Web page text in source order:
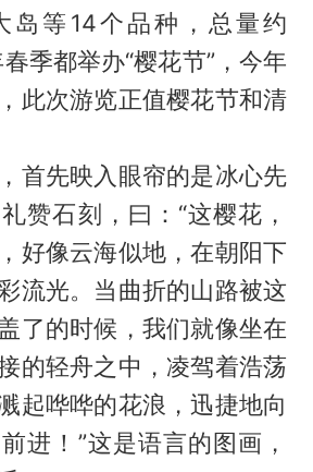
岛等14个品种，总量约
季都举办“樱花节”，今年
此次游览正值樱花节和清
首先映入眼帘的是冰心先
赞石刻，曰：“这樱花，
好像云海似地，在朝阳下
流光。当曲折的山路被这
了的时候，我们就像坐在
的轻舟之中，凌驾着浩荡
起哗哗的花浪，迅捷地向
进！”这是语言的图画，